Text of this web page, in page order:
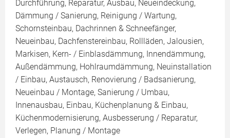
Durchführung, Reparatur, Ausbau, Neueindeckung,
Dämmung / Sanierung, Reinigung / Wartung,
Schornsteinbau, Dachrinnen & Schneefänger,
Neueinbau, Dachfenstereinbau, Rollläden, Jalousien,
Markisen, Kern- / Einblasdämmung, Innendämmung,
Außendämmung, Hohlraumdämmung, Neuinstallation
/ Einbau, Austausch, Renovierung / Badsanierung,
Neueinbau / Montage, Sanierung / Umbau,
Innenausbau, Einbau, Küchenplanung & Einbau,
Küchenmodernisierung, Ausbesserung / Reparatur,
Verlegen, Planung / Montage